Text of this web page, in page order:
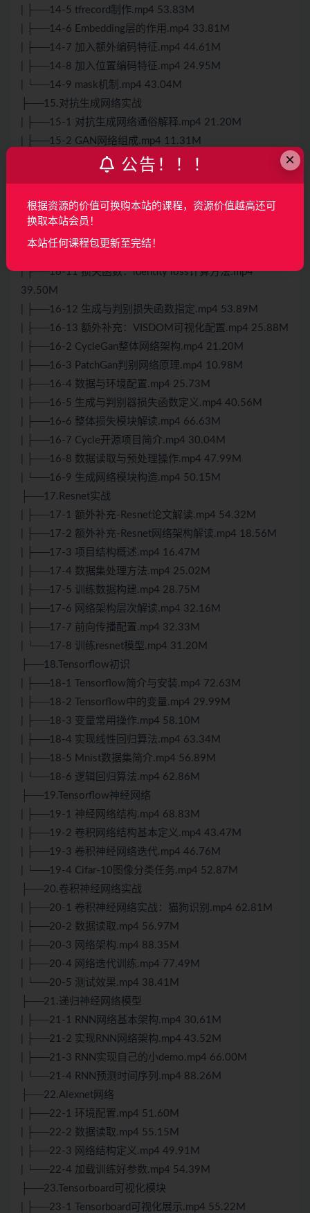
| ├──14-5 tfrecord制作.mp4 53.83M
| ├──14-6 Embedding层的作用.mp4 33.81M
| ├──14-7 加入额外编码特征.mp4 44.61M
| ├──14-8 加入位置编码特征.mp4 24.95M
| └──14-9 mask机制.mp4 43.04M
├──15.对抗生成网络实战
| ├──15-1 对抗生成网络通俗解释.mp4 21.20M
| ├──15-2 GAN网络组成.mp4 11.31M
| ├──15-3 DCGAN网络架构与流程解读.mp4 16.84M
├──16.CycleGan实战
| ├──16-11 损失函数：identity loss计算方法.mp4
39.50M
| ├──16-12 生成与判别损失函数指定.mp4 53.89M
| ├──16-13 额外补充：VISDOM可视化配置.mp4 25.88M
| ├──16-2 CycleGan整体网络架构.mp4 21.20M
| ├──16-3 PatchGan判别网络原理.mp4 10.98M
| ├──16-4 数据与环境配置.mp4 25.73M
| ├──16-5 生成与判别器损失函数定义.mp4 40.56M
| ├──16-6 整体损失模块解读.mp4 66.63M
| ├──16-7 Cycle开源项目简介.mp4 30.04M
| ├──16-8 数据读取与预处理操作.mp4 47.99M
| └──16-9 生成网络模块构造.mp4 50.15M
├──17.Resnet实战
| ├──17-1 额外补充-Resnet论文解读.mp4 54.32M
| ├──17-2 额外补充-Resnet网络架构解读.mp4 18.56M
| ├──17-3 项目结构概述.mp4 16.47M
| ├──17-4 数据集处理方法.mp4 25.02M
| ├──17-5 训练数据构建.mp4 28.75M
| ├──17-6 网络架构层次解读.mp4 32.16M
| ├──17-7 前向传播配置.mp4 32.33M
| └──17-8 训练resnet模型.mp4 31.20M
├──18.Tensorflow初识
| ├──18-1 Tensorflow简介与安装.mp4 72.63M
| ├──18-2 Tensorflow中的变量.mp4 29.99M
| ├──18-3 变量常用操作.mp4 58.10M
| ├──18-4 实现线性回归算法.mp4 63.34M
| ├──18-5 Mnist数据集简介.mp4 56.89M
| └──18-6 逻辑回归算法.mp4 62.86M
├──19.Tensorflow神经网络
| ├──19-1 神经网络结构.mp4 68.83M
| ├──19-2 卷积网络结构基本定义.mp4 43.47M
| ├──19-3 卷积神经网络迭代.mp4 46.76M
| └──19-4 Cifar-10图像分类任务.mp4 52.87M
├──20.卷积神经网络实战
| ├──20-1 卷积神经网络实战：猫狗识别.mp4 62.81M
| ├──20-2 数据读取.mp4 56.97M
| ├──20-3 网络架构.mp4 88.35M
| ├──20-4 网络迭代训练.mp4 77.49M
| └──20-5 测试效果.mp4 38.41M
├──21.递归神经网络模型
| ├──21-1 RNN网络基本架构.mp4 30.61M
| ├──21-2 实现RNN网络架构.mp4 43.52M
| ├──21-3 RNN实现自己的小demo.mp4 66.00M
| └──21-4 RNN预测时间序列.mp4 88.26M
├──22.Alexnet网络
| ├──22-1 环境配置.mp4 51.60M
| ├──22-2 数据读取.mp4 55.15M
| ├──22-3 网络结构定义.mp4 49.91M
| └──22-4 加载训练好参数.mp4 54.39M
├──23.Tensorboard可视化模块
| ├──23-1 Tensorboard可视化展示.mp4 55.22M
×
公告！！！
根据资源的价值可换购本站的课程，资源价值越高还可
换取本站会员！
本站任何课程包更新至完结！